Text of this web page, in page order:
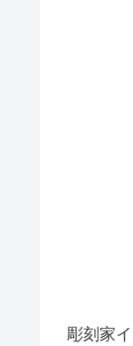
彫刻家